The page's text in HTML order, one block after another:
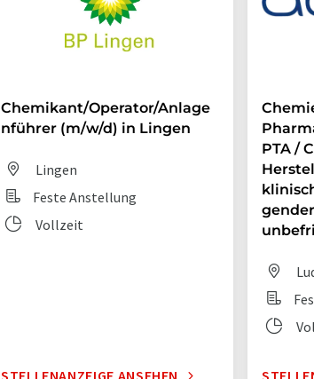
Chemikant/Operator/Anlage
nführer (m/w/d) in Lingen
Lingen
Feste Anstellung
Vollzeit
PTA /